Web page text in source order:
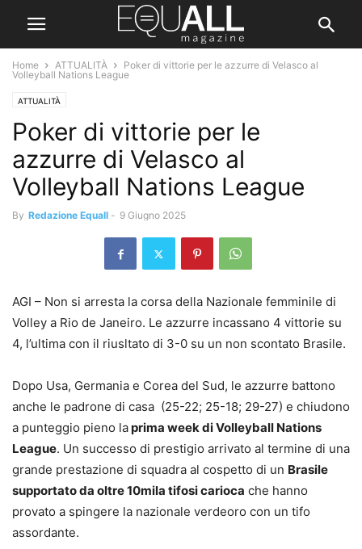
Home ATTUALITÀ
Poker di vittorie per le azzurre di Velasco al
Volleyball Nations League
ATTUALITÀ
Poker di vittorie per le
azzurre di Velasco al
Volleyball Nations League
By Redazione Equall - 9 Giugno 2025
AGI – Non si arresta la corsa della Nazionale femminile di
Volley a Rio de Janeiro. Le azzurre incassano 4 vittorie su
4, l’ultima con il riusltato di 3-0 su un non scontato Brasile.
Dopo Usa, Germania e Corea del Sud, le azzurre battono
anche le padrone di casa (25-22; 25-18; 29-27) e chiudono
a punteggio pieno laprima week di Volleyball Nations
League. Un successo di prestigio arrivato al termine di una
grande prestazione di squadra al cospetto di un Brasile
supportato da oltre 10mila tifosi carioca che hanno
provato a spingere la nazionale verdeoro con un tifo
assordante.